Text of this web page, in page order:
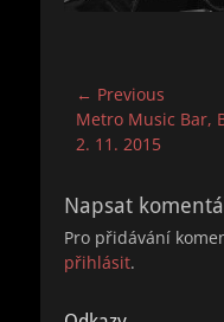
Navigace
pro
příspěvek
← Previous
Previous
post:
Metro Music Bar,
2. 11. 2015
Napsat
Pro přidávání
přihlásit.